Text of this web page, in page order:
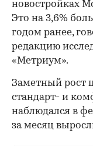
новостройках
Это на 3,6%
годом ранее,
редакцию
«Метриум».
Заметный рост
стандарт- и
наблюдался в
за месяц